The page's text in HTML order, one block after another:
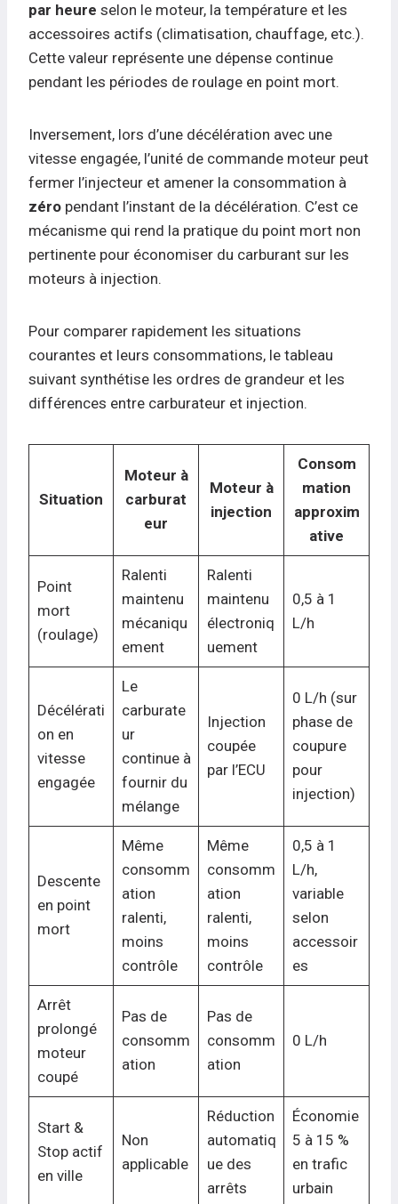
par heure selon le moteur, la température et les
accessoires actifs (climatisation, chauffage, etc.).
Cette valeur représente une dépense continue
pendant les périodes de roulage en point mort.
Inversement, lors d’une décélération avec une
vitesse engagée, l’unité de commande moteur peut
fermer l’injecteur et amener la consommation à
zéro pendant l’instant de la décélération. C’est ce
mécanisme qui rend la pratique du point mort non
pertinente pour économiser du carburant sur les
moteurs à injection.
Pour comparer rapidement les situations
courantes et leurs consommations, le tableau
suivant synthétise les ordres de grandeur et les
différences entre carburateur et injection.
Situation
Moteur à
carburat
eur
Moteur à
injection
Consom
mation
approxim
ative
Point
mort
(roulage)
Ralenti
maintenu
mécaniqu
ement
Ralenti
maintenu
électroniq
uement
0,5 à 1
L/h
Décélérati
on en
vitesse
engagée
Le
carburate
ur
continue à
fournir du
mélange
Injection
coupée
par l’ECU
0 L/h (sur
phase de
coupure
pour
injection)
Descente
en point
mort
Même
consomm
ation
ralenti,
moins
contrôle
Même
consomm
ation
ralenti,
moins
contrôle
0,5 à 1
L/h,
variable
selon
accessoir
es
Arrêt
prolongé
moteur
coupé
Pas de
consomm
ation
Pas de
consomm
ation
0 L/h
Start &
Stop actif
en ville
Non
applicable
Réduction
automatiq
ue des
arrêts
Économie
5 à 15 %
en trafic
urbain